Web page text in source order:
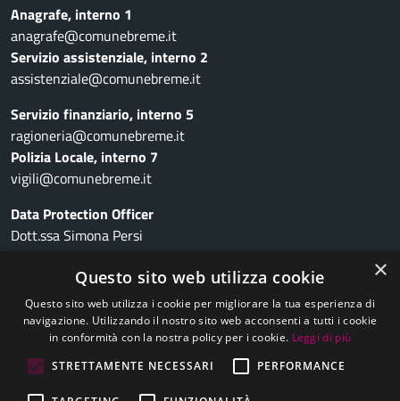
Anagrafe, interno 1
anagrafe@comunebreme.it
Servizio assistenziale, interno 2
assistenziale@comunebreme.it
Servizio finanziario, interno 5
ragioneria@comunebreme.it
Polizia Locale, interno 7
vigili@comunebreme.it
Data Protection Officer
Dott.ssa Simona Persi
Suap, 03 8467 5203
suap.robbio@pec.it
Amministrazione trasparente
Trasparenza Rifiuti
×
Questo sito web utilizza cookie
Questo sito web utilizza i cookie per migliorare la tua esperienza di
navigazione. Utilizzando il nostro sito web acconsenti a tutti i cookie
in conformità con la nostra policy per i cookie. Leggi di più
STRETTAMENTE NECESSARI
PERFORMANCE